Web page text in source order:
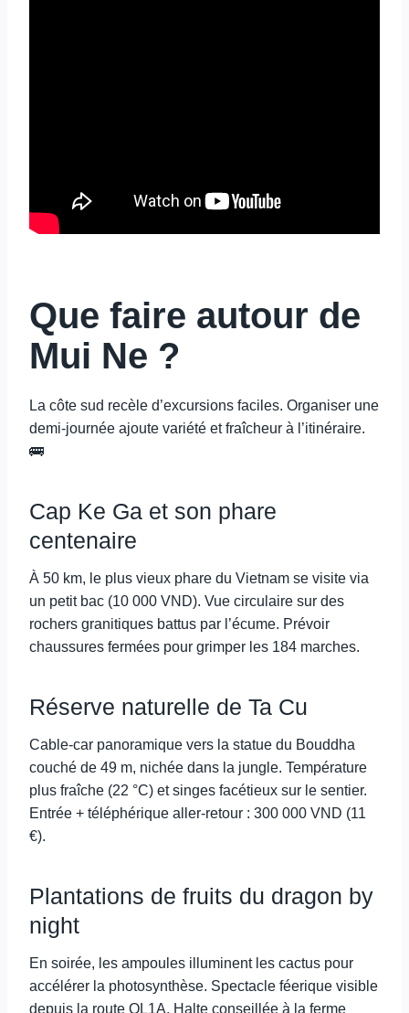
Que faire autour de
Mui Ne ?
La côte sud recèle d’excursions faciles. Organiser une
demi-journée ajoute variété et fraîcheur à l’itinéraire.
🚌
Cap Ke Ga et son phare
centenaire
À 50 km, le plus vieux phare du Vietnam se visite via
un petit bac (10 000 VND). Vue circulaire sur des
rochers granitiques battus par l’écume. Prévoir
chaussures fermées pour grimper les 184 marches.
Réserve naturelle de Ta Cu
Cable-car panoramique vers la statue du Bouddha
couché de 49 m, nichée dans la jungle. Température
plus fraîche (22 °C) et singes facétieux sur le sentier.
Entrée + téléphérique aller-retour : 300 000 VND (11
€).
Plantations de fruits du dragon by
night
En soirée, les ampoules illuminent les cactus pour
accélérer la photosynthèse. Spectacle féerique visible
depuis la route QL1A. Halte conseillée à la ferme